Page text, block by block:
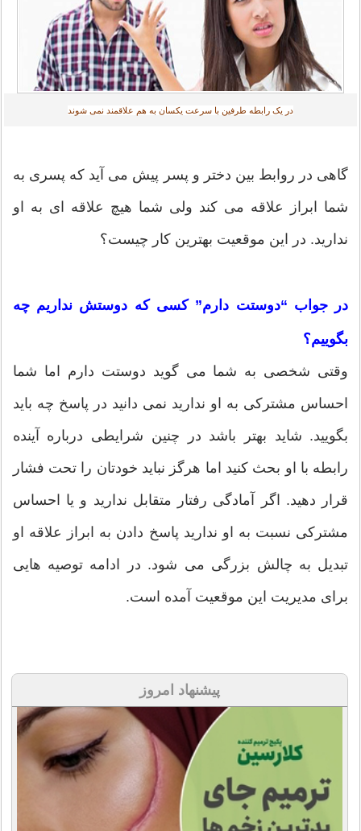
در یک رابطه طرفین با سرعت یکسان به هم علاقمند نمی شوند
گاهی در روابط بین دختر و پسر پیش می آید که پسری به
شما ابراز علاقه می کند ولی شما هیچ علاقه ای به او
ندارید. در این موقعیت بهترین کار چیست؟
در جواب “دوستت دارم” کسی که دوستش نداریم چه
بگوییم؟
وقتی شخصی به شما می گوید دوستت دارم اما شما
احساس مشترکی به او ندارید نمی دانید در پاسخ چه باید
بگویید. شاید بهتر باشد در چنین شرایطی درباره آینده
رابطه با او بحث کنید اما هرگز نباید خودتان را تحت فشار
قرار دهید. اگر آمادگی رفتار متقابل ندارید و یا احساس
مشترکی نسبت به او ندارید پاسخ دادن به ابراز علاقه او
تبدیل به چالش بزرگی می شود. در ادامه توصیه هایی
برای مدیریت این موقعیت آمده است.
پیشنهاد امروز